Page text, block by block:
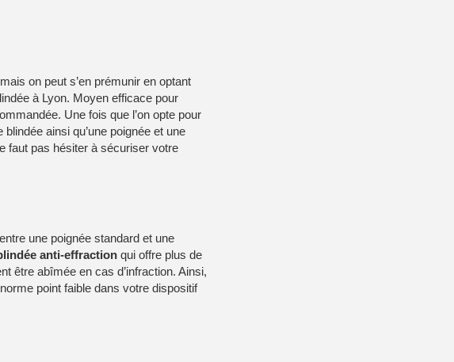
on peut s’en prémunir en optant
à Lyon. Moyen efficace pour
Une fois que l’on opte pour
ainsi qu’une poignée et une
faut pas hésiter à sécuriser votre
une poignée standard et une
anti-effraction qui offre plus de
être abîmée en cas d’infraction. Ainsi,
point faible dans votre dispositif